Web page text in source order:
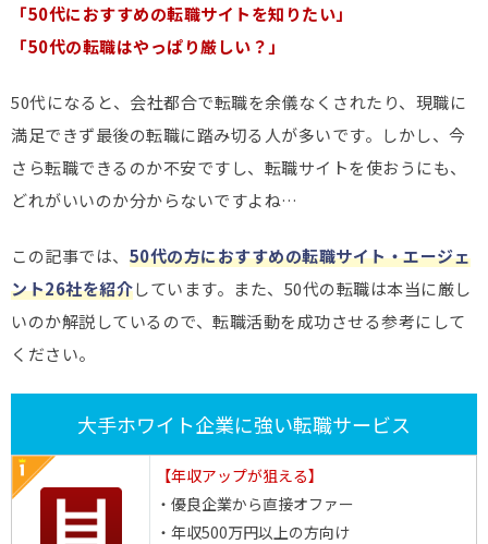
「50代におすすめの転職サイトを知りたい」
「50代の転職はやっぱり厳しい？」
50代になると、会社都合で転職を余儀なくされたり、現職に
満足できず最後の転職に踏み切る人が多いです。しかし、今
さら転職できるのか不安ですし、転職サイトを使おうにも、
どれがいいのか分からないですよね…
この記事では、 50代の方におすすめの転職サイト・エージェ
ント26社を紹介しています。また、50代の転職は本当に厳し
いのか解説しているので、転職活動を成功させる参考にして
ください。
大手ホワイト企業に強い転職サービス
【年収アップが狙える】
・優良企業から直接オファー
・年収500万円以上の方向け